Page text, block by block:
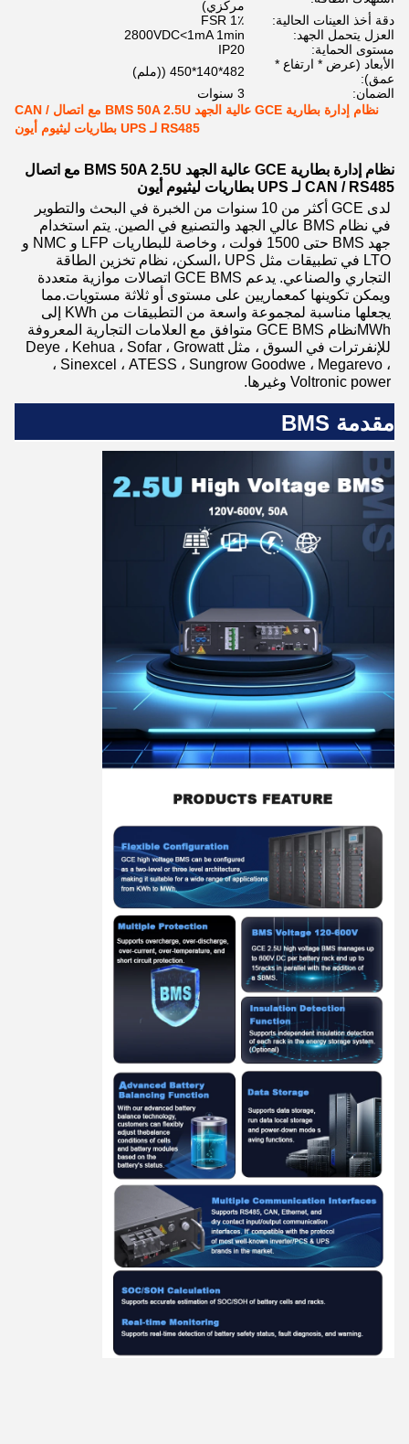
مركزي)
دقة أخذ العينات الحالية:
1٪ FSR
العزل يتحمل الجهد:
2800VDC<1mA 1min
مستوى الحماية:
IP20
الأبعاد (عرض * ارتفاع *
عمق):
482*140*450 ((ملم)
الضمان:
3 سنوات
نظام إدارة بطارية GCE عالية الجهد BMS 50A 2.5U مع اتصال CAN /
RS485 لـ UPS بطاريات ليثيوم أيون
نظام إدارة بطارية GCE عالية الجهد BMS 50A 2.5U مع اتصال
CAN / RS485 لـ UPS بطاريات ليثيوم أيون
لدى GCE أكثر من 10 سنوات من الخبرة في البحث والتطوير
في نظام BMS عالي الجهد والتصنيع في الصين. يتم استخدام
جهد BMS حتى 1500 فولت ، وخاصة للبطاريات LFP و NMC و
LTO في تطبيقات مثل UPS ،السكن، نظام تخزين الطاقة
التجاري والصناعي. يدعم GCE BMS اتصالات موازية متعددة
ويمكن تكوينها كمعماريين على مستوى أو ثلاثة مستويات.مما
يجعلها مناسبة لمجموعة واسعة من التطبيقات من KWh إلى
MWhنظام GCE BMS متوافق مع العلامات التجارية المعروفة
للإنفرترات في السوق ، مثل Deye ، Kehua ، Sofar ، Growatt
، Sinexcel ، ATESS ، Sungrow Goodwe ، Megarevo ،
Voltronic power وغيرها.
مقدمة BMS